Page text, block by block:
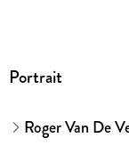
Portrait
Roger Van De